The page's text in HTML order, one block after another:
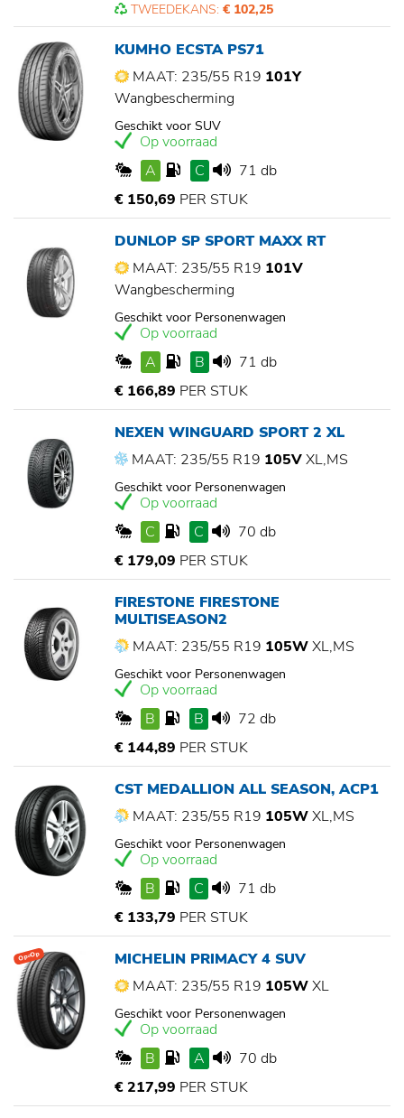
TWEEDEKANS: € 102,25
KUMHO ECSTA PS71
MAAT: 235/55 R19 101Y
Wangbescherming
Geschikt voor SUV
Op voorraad
A
C
71 db
€ 150,69 PER STUK
DUNLOP SP SPORT MAXX RT
MAAT: 235/55 R19 101V
Wangbescherming
Geschikt voor Personenwagen
Op voorraad
A
B
71 db
€ 166,89 PER STUK
NEXEN WINGUARD SPORT 2 XL
MAAT: 235/55 R19 105VXL,MS
Geschikt voor Personenwagen
Op voorraad
C
C
70 db
€ 179,09 PER STUK
FIRESTONE FIRESTONE
MULTISEASON2
MAAT: 235/55 R19 105WXL,MS
Geschikt voor Personenwagen
Op voorraad
B
B
72 db
€ 144,89 PER STUK
CST MEDALLION ALL SEASON, ACP1
MAAT: 235/55 R19 105WXL,MS
Geschikt voor Personenwagen
Op voorraad
B
C
71 db
€ 133,79 PER STUK
Op=Op
MICHELIN PRIMACY 4 SUV
MAAT: 235/55 R19 105WXL
Geschikt voor Personenwagen
Op voorraad
B
A
70 db
€ 217,99 PER STUK